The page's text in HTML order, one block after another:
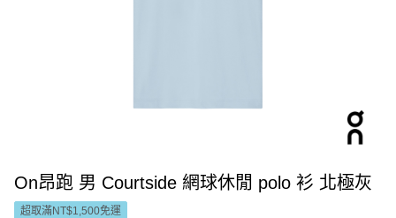
On昂跑 男 Courtside 網球休閒 polo 衫 北極灰
超取滿NT$1,500免運